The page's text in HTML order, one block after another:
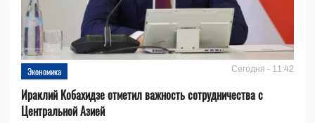
Экономика Сегодня - 11:42
Ираклий Кобахидзе отметил важность сотрудничества с
Центральной Азией